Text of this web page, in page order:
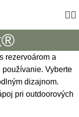
rezervoárom a
Vyberte
dizajnom.
pri outdoorových